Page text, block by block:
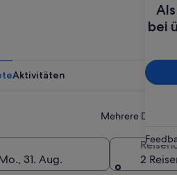
bei
Aktivitäten
Mehrere Daten
31. Aug.
2